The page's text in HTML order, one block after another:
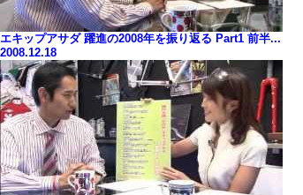
エキップアサダ 躍進の2008年を振り返る Part1 前半...
2008.12.18